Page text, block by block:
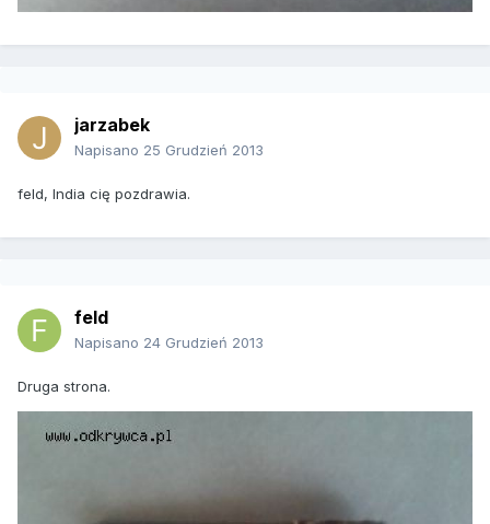
jarzabek
Napisano 25 Grudzień 2013
feld, India cię pozdrawia.
feld
Napisano 24 Grudzień 2013
Druga strona.